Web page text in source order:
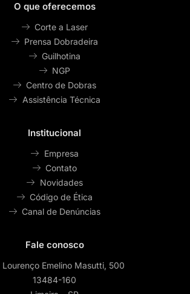
O que oferecemos
Corte a Laser
Prensa Dobradeira
Guilhotina
NGP
Centro de Dobras
Assistência Técnica
Institucional
Empresa
Contato
Novidades
Código de Ética
Canal de Denúncias
Fale conosco
Lourenço Emelino Masutti, 500
13484-160